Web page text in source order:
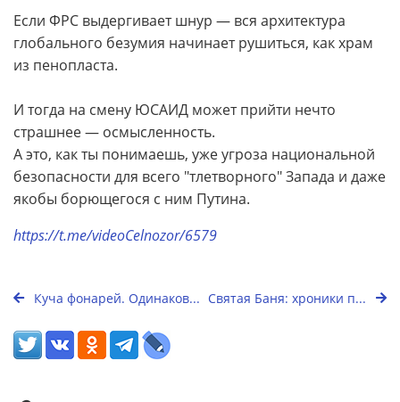
Если ФРС выдергивает шнур — вся архитектура
глобального безумия начинает рушиться, как храм
из пенопласта.
И тогда на смену ЮСАИД может прийти нечто
страшнее — осмысленность.
А это, как ты понимаешь, уже угроза национальной
безопасности для всего "тлетворного" Запада и даже
якобы борющегося с ним Путина.
https://t.me/videoCelnozor/6579
Куча фонарей. Одинаков... Святая Баня: хроники п...